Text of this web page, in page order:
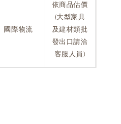
國際物流
依商品估價
(大型家具
及建材類批
發出口請洽
客服人員)